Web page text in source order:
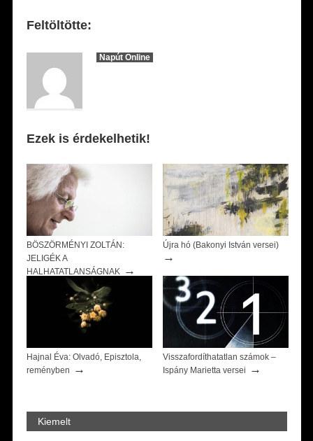
Feltöltötte:
Napút Online
Ezek is érdekelhetik!
BÖSZÖRMÉNYI ZOLTÁN:
JELIGÉK A
HALHATATLANSÁGNAK
→
Újra hó (Bakonyi István versei)
→
Hajnal Éva: Olvadó, Episztola,
reményben
→
Visszafordíthatatlan számok –
Ispány Marietta versei
→
Kiemelt